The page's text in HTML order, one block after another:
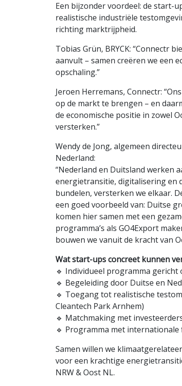
Een bijzonder voordeel: de start-
realistische industriële
richting marktrijpheid.
Tobias Grün, BRYCK: “Connectr
aanvult – samen creëren we een
opschaling.”
Jeroen Herremans, Connectr:
op de markt te brengen – en
de economische positie in zowel
versterken.”
Wendy de Jong, algemeen
Nederland:
“Nederland en Duitsland werken
energietransitie, digitalisering en
bundelen, versterken we elkaar.
een goed voorbeeld van: Duitse
komen hier samen met een
programma’s als GO4Export
bouwen we vanuit de kracht van
Wat start-ups concreet kunnen
🔹 Individueel programma
🔹 Begeleiding door Duitse en
🔹 Toegang tot realistische
Cleantech Park Arnhem)
🔹 Matchmaking met
🔹 Programma met internationale
Samen willen we
voor een krachtige
NRW & Oost NL.